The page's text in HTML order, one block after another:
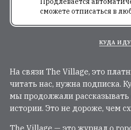
сможете отписаться в
КУДА
На связи The Village, это
читать нас, нужна подписка.
мы продолжали
истории. Это не дороже, чем
The Village — это журнал о